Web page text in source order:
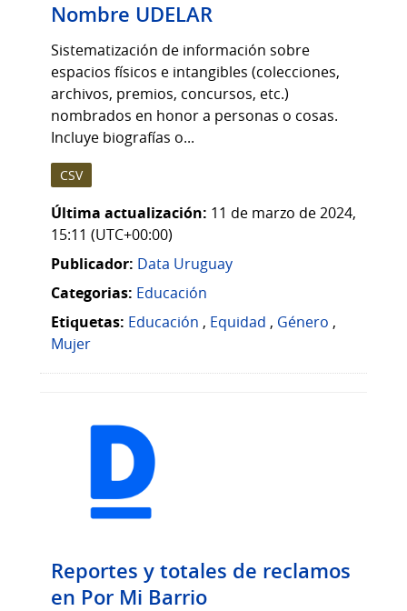
Nombre UDELAR
Sistematización de información sobre
espacios físicos e intangibles (colecciones,
archivos, premios, concursos, etc.)
nombrados en honor a personas o cosas.
Incluye biografías o...
CSV
Última actualización: 11 de marzo de 2024,
15:11 (UTC+00:00)
Publicador: Data Uruguay
Categorias: Educación
Etiquetas: Educación , Equidad , Género ,
Mujer
Reportes y totales de reclamos
en Por Mi Barrio